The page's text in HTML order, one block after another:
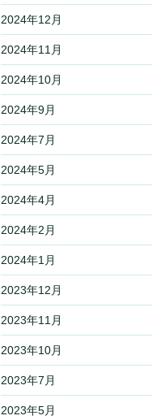
2024年12月
2024年11月
2024年10月
2024年9月
2024年7月
2024年5月
2024年4月
2024年2月
2024年1月
2023年12月
2023年11月
2023年10月
2023年7月
2023年5月